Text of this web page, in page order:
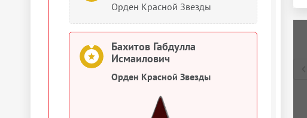
Орден Красной Звезды
Бахитов Габдулла
Исмаилович
Орден Красной Звезды